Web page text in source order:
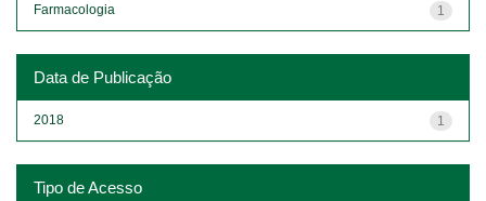
1
Farmacologia
Data de Publicação
1
2018
Tipo de Acesso